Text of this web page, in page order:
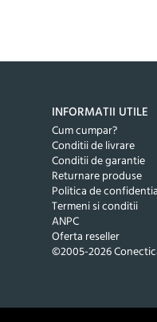
INFORMATII UTILE
Cum cumpar?
Conditii de livrare
Conditii de garantie
Returnare produse
Politica de
Termeni si conditii
ANPC
Oferta reseller
©2005-2026